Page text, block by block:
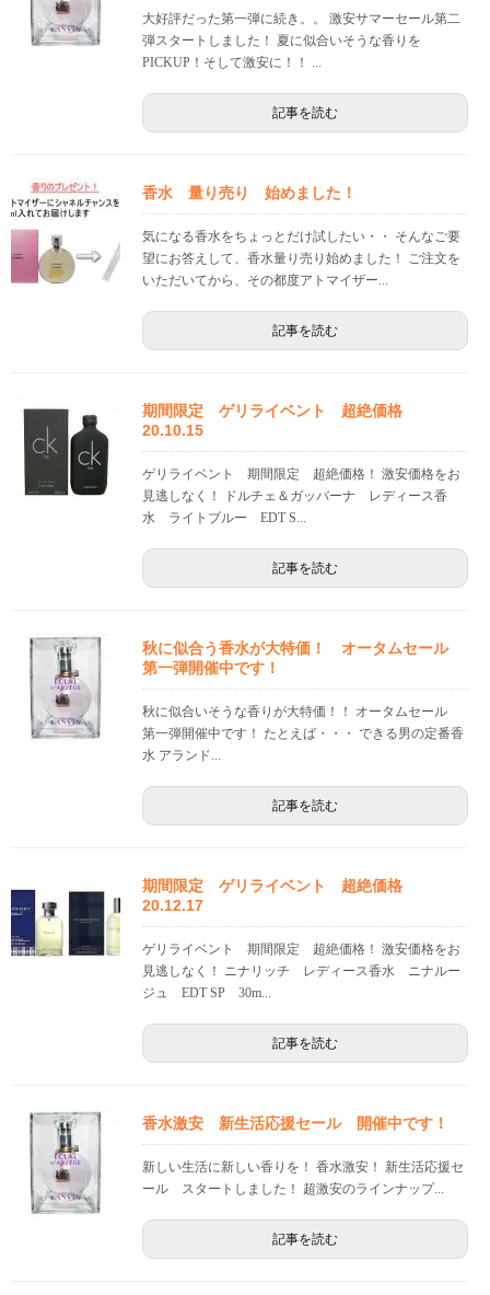
大好評だった第一弾に続き。。 激安サマーセール第二
弾スタートしました！ 夏に似合いそうな香りを
PICKUP！そして激安に！！ ...
記事を読む
香水 量り売り 始めました！
気になる香水をちょっとだけ試したい・・ そんなご要
望にお答えして、香水量り売り始めました！ ご注文を
いただいてから、その都度アトマイザー...
記事を読む
期間限定 ゲリライベント 超絶価格
20.10.15
ゲリライベント 期間限定 超絶価格！ 激安価格をお
見逃しなく！ ドルチェ＆ガッバーナ レディース香
水 ライトブルー EDT S...
記事を読む
秋に似合う香水が大特価！ オータムセール
第一弾開催中です！
秋に似合いそうな香りが大特価！！ オータムセール
第一弾開催中です！ たとえば・・・ できる男の定番香
水 アランド...
記事を読む
期間限定 ゲリライベント 超絶価格
20.12.17
ゲリライベント 期間限定 超絶価格！ 激安価格をお
見逃しなく！ ニナリッチ レディース香水 ニナルー
ジュ EDT SP 30m...
記事を読む
香水激安 新生活応援セール 開催中です！
新しい生活に新しい香りを！ 香水激安！ 新生活応援セ
ール スタートしました！ 超激安のラインナップ...
記事を読む